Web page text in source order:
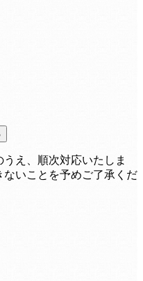
え、順次対応いたしま
いことを予めご了承くだ